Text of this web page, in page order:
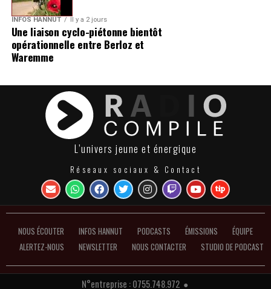
INFOS HANNUT Il y a 2 jours
Une liaison cyclo-piétonne bientôt
opérationnelle entre Berloz et
Waremme
L’univers jeune et énergique
Réseaux sociaux & Contact
NOUS ÉCOUTER INFOS HANNUT PODCASTS ÉMISSIONS
ÉQUIPE
ALERTEZ-NOUS
NEWSLETTER NOUS CONTACTER STUDIO DE PODCAST
N°entreprise : 0755.748.972 ●